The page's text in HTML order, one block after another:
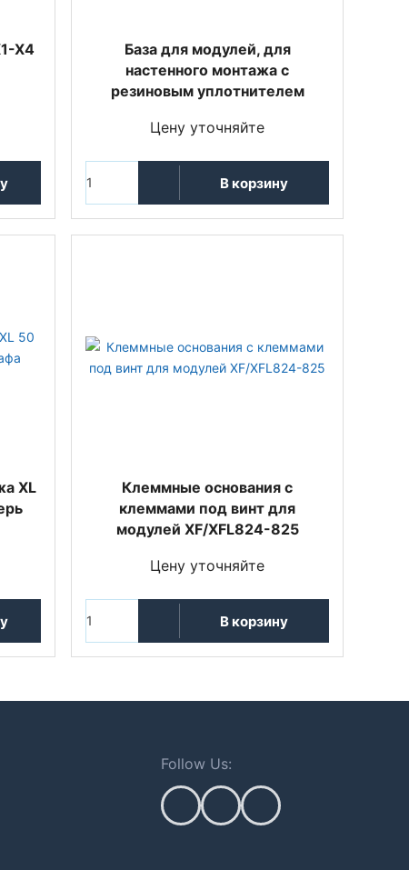
Х4
База для модулей, для
настенного монтажа с
резиновым уплотнителем
Цену уточняйте
В корзину
XL
Клеммные основания с
клеммами под винт для
модулей XF/XFL824-825
Цену уточняйте
В корзину
Follow Us: